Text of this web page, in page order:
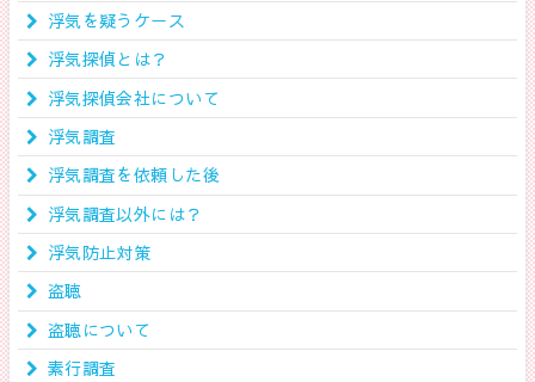
浮気を疑うケース
浮気探偵とは？
浮気探偵会社について
浮気調査
浮気調査を依頼した後
浮気調査以外には？
浮気防止対策
盗聴
盗聴について
素行調査